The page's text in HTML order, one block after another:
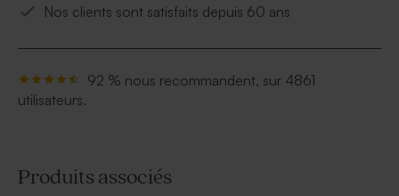
Nos clients sont satisfaits depuis 60 ans
92 % nous recommandent, sur 4861
utilisateurs.
Produits associés